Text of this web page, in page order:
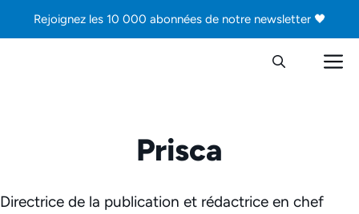
Rejoignez les 10 000 abonnées de notre newsletter 🖤
Prisca
Directrice de la publication et rédactrice en chef